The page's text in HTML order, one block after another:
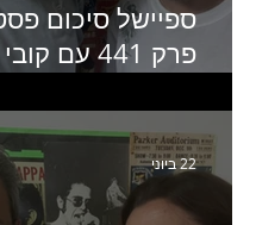
ספיישל סיכום
פרק 441
22 ביוני